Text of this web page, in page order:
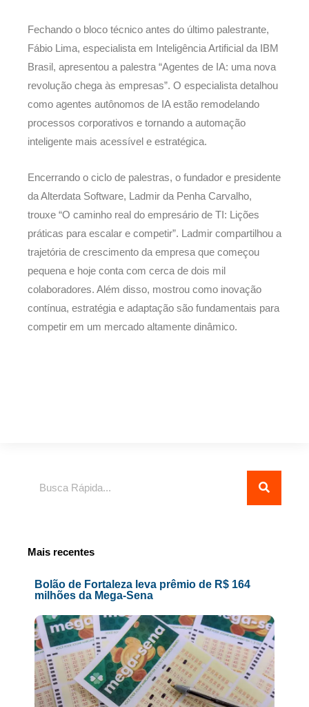
Fechando o bloco técnico antes do último palestrante,
Fábio Lima, especialista em Inteligência Artificial da IBM
Brasil, apresentou a palestra “Agentes de IA: uma nova
revolução chega às empresas”. O especialista detalhou
como agentes autônomos de IA estão remodelando
processos corporativos e tornando a automação
inteligente mais acessível e estratégica.
Encerrando o ciclo de palestras, o fundador e presidente
da Alterdata Software, Ladmir da Penha Carvalho,
trouxe “O caminho real do empresário de TI: Lições
práticas para escalar e competir”. Ladmir compartilhou a
trajetória de crescimento da empresa que começou
pequena e hoje conta com cerca de dois mil
colaboradores. Além disso, mostrou como inovação
contínua, estratégia e adaptação são fundamentais para
competir em um mercado altamente dinâmico.
Mais recentes
Bolão de Fortaleza leva prêmio de R$ 164
milhões da Mega-Sena